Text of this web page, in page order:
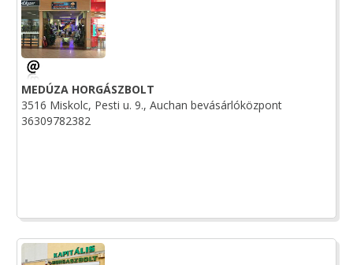
MEDÚZA HORGÁSZBOLT
3516 Miskolc, Pesti u. 9., Auchan bevásárlóközpont
36309782382